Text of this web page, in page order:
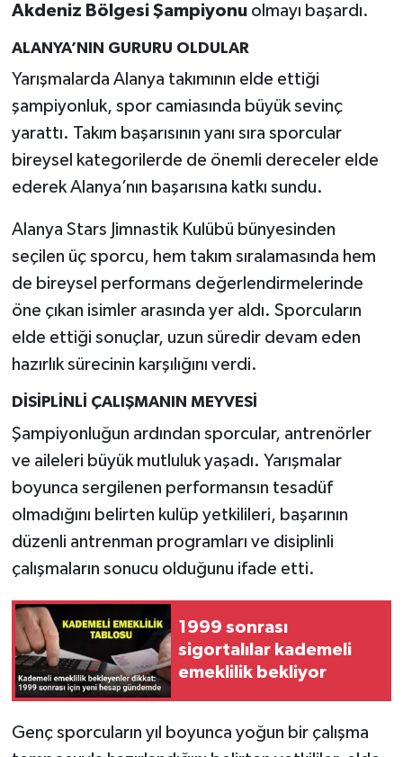
Akdeniz Bölgesi Şampiyonuolmayı başardı.
ALANYA’NIN GURURU OLDULAR
Yarışmalarda Alanya takımının elde ettiği
şampiyonluk, spor camiasında büyük sevinç
yarattı. Takım başarısının yanı sıra sporcular
bireysel kategorilerde de önemli dereceler elde
ederek Alanya’nın başarısına katkı sundu.
Alanya Stars Jimnastik Kulübü bünyesinden
seçilen üç sporcu, hem takım sıralamasında hem
de bireysel performans değerlendirmelerinde
öne çıkan isimler arasında yer aldı. Sporcuların
elde ettiği sonuçlar, uzun süredir devam eden
hazırlık sürecinin karşılığını verdi.
DİSİPLİNLİ ÇALIŞMANIN MEYVESİ
Şampiyonluğun ardından sporcular, antrenörler
ve aileleri büyük mutluluk yaşadı. Yarışmalar
boyunca sergilenen performansın tesadüf
olmadığını belirten kulüp yetkilileri, başarının
düzenli antrenman programları ve disiplinli
çalışmaların sonucu olduğunu ifade etti.
1999 sonrası
sigortalılar kademeli
emeklilik bekliyor
Genç sporcuların yıl boyunca yoğun bir çalışma